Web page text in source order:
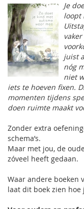
Je
loopt
juist
nóg
niet
iets te hoeven fixen.
momenten tijdens
doen ruimte maakt
Zonder extra
schema’s.
Maar met jou, de
zóveel heeft gedaan.
Waar andere boeken
laat dit boek zien